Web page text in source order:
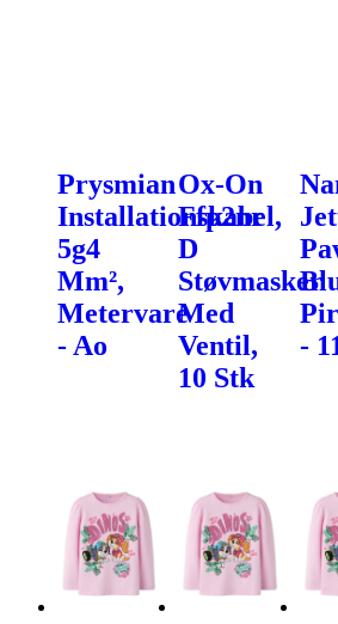
Prysmian
Installationskabel,
5g4
Mm²,
Metervare
- Ao
Ox-On
Ffp2nr
D
Støvmasker
Med
Ventil,
10 Stk
-